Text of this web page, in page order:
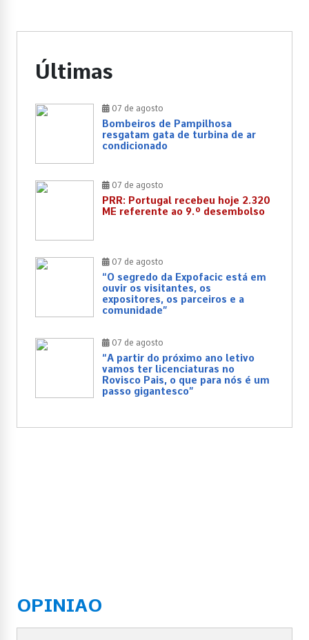
Últimas
07 de agosto
Bombeiros de Pampilhosa
resgatam gata de turbina de ar
condicionado
07 de agosto
PRR: Portugal recebeu hoje 2.320
ME referente ao 9.º desembolso
07 de agosto
“O segredo da Expofacic está em
ouvir os visitantes, os
expositores, os parceiros e a
comunidade”
07 de agosto
“A partir do próximo ano letivo
vamos ter licenciaturas no
Rovisco Pais, o que para nós é um
passo gigantesco”
OPINIAO